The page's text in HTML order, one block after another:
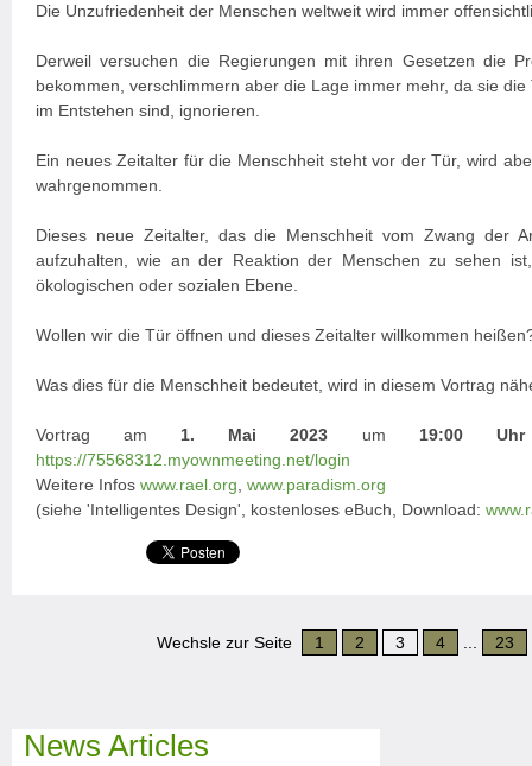
Die Unzufriedenheit der Menschen weltweit wird immer
Derweil versuchen die Regierungen mit ihren Gesetzen die
bekommen, verschlimmern aber die Lage immer mehr, da sie
im Entstehen sind, ignorieren.
Ein neues Zeitalter für die Menschheit steht vor der Tür, wird
wahrgenommen.
Dieses neue Zeitalter, das die Menschheit vom Zwang der
aufzuhalten, wie an der Reaktion der Menschen zu sehen
ökologischen oder sozialen Ebene.
Wollen wir die Tür öffnen und dieses Zeitalter willkommen
Was dies für die Menschheit bedeutet, wird in diesem Vortrag
Vortrag am 1. Mai 2023 um 19:00 Uhr
https://75568312.myownmeeting.net/login
Weitere Infos www.rael.org www.paradism.org
(siehe 'Intelligentes Design', kostenloses eBuch, Download:
Wechsle zur Seite 1 2 3 4 23
News Articles